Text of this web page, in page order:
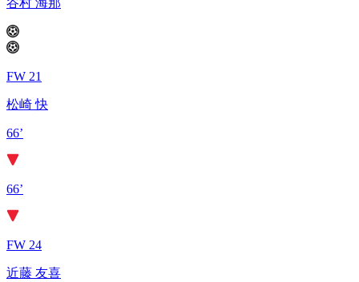
谷村 海那
FW 21
松崎 快
66’
66’
FW 24
近藤 友喜